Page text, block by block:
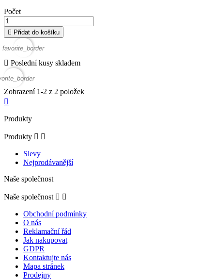
Počet
 Přidat do košíku
favorite_border
 Poslední kusy skladem
Zobrazení 1-2 z 2 položek

Produkty
Produkty  
Slevy
Nejprodávanější
Naše společnost
Naše společnost  
Obchodní podmínky
O nás
Reklamační řád
Jak nakupovat
GDPR
Kontaktujte nás
Mapa stránek
Prodejny